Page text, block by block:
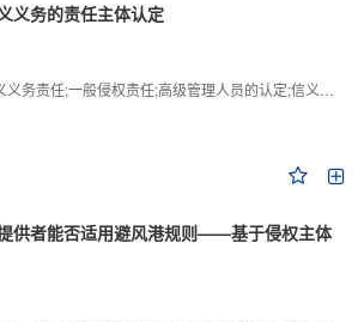
义务的责任主体认定
务责任;一般侵权责任;高级管理人员的认定;信义义务
供者能否适用避风港规则——基于侵权主体